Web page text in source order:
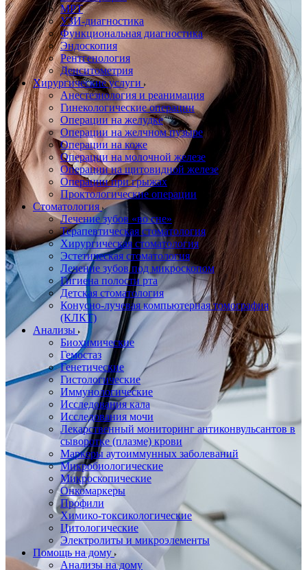
МРТ
УЗИ-диагностика
Функциональная диагностика
Эндоскопия
Рентгенология
Денситометрия
Хирургические услуги
Анестезиология и реанимация
Гинекологические операции
Операции на желудке
Операции на желчном пузыре
Операции на коже
Операции на молочной железе
Операции на щитовидной железе
Операции при грыжах
Проктологические операции
Стоматология
Лечение зубов «во сне»
Терапевтическая стоматология
Хирургическая стоматология
Эстетическая стоматология
Лечение зубов под микроскопом
Гигиена полости рта
Детская стоматология
Конусно-лучевая компьютерная томография
(КЛКТ)
Анализы
Биохимические
Гемостаз
Генетические
Гистологические
Иммунологические
Исследования кала
Исследования мочи
Лекарственный мониторинг антиконвульсантов в
сыворотке (плазме) крови
Маркеры аутоиммунных заболеваний
Микробиологические
Микроскопические
Онкомаркеры
Профили
Химико-токсикологические
Цитологические
Электролиты и микроэлементы
Помощь на дому
Анализы на дому